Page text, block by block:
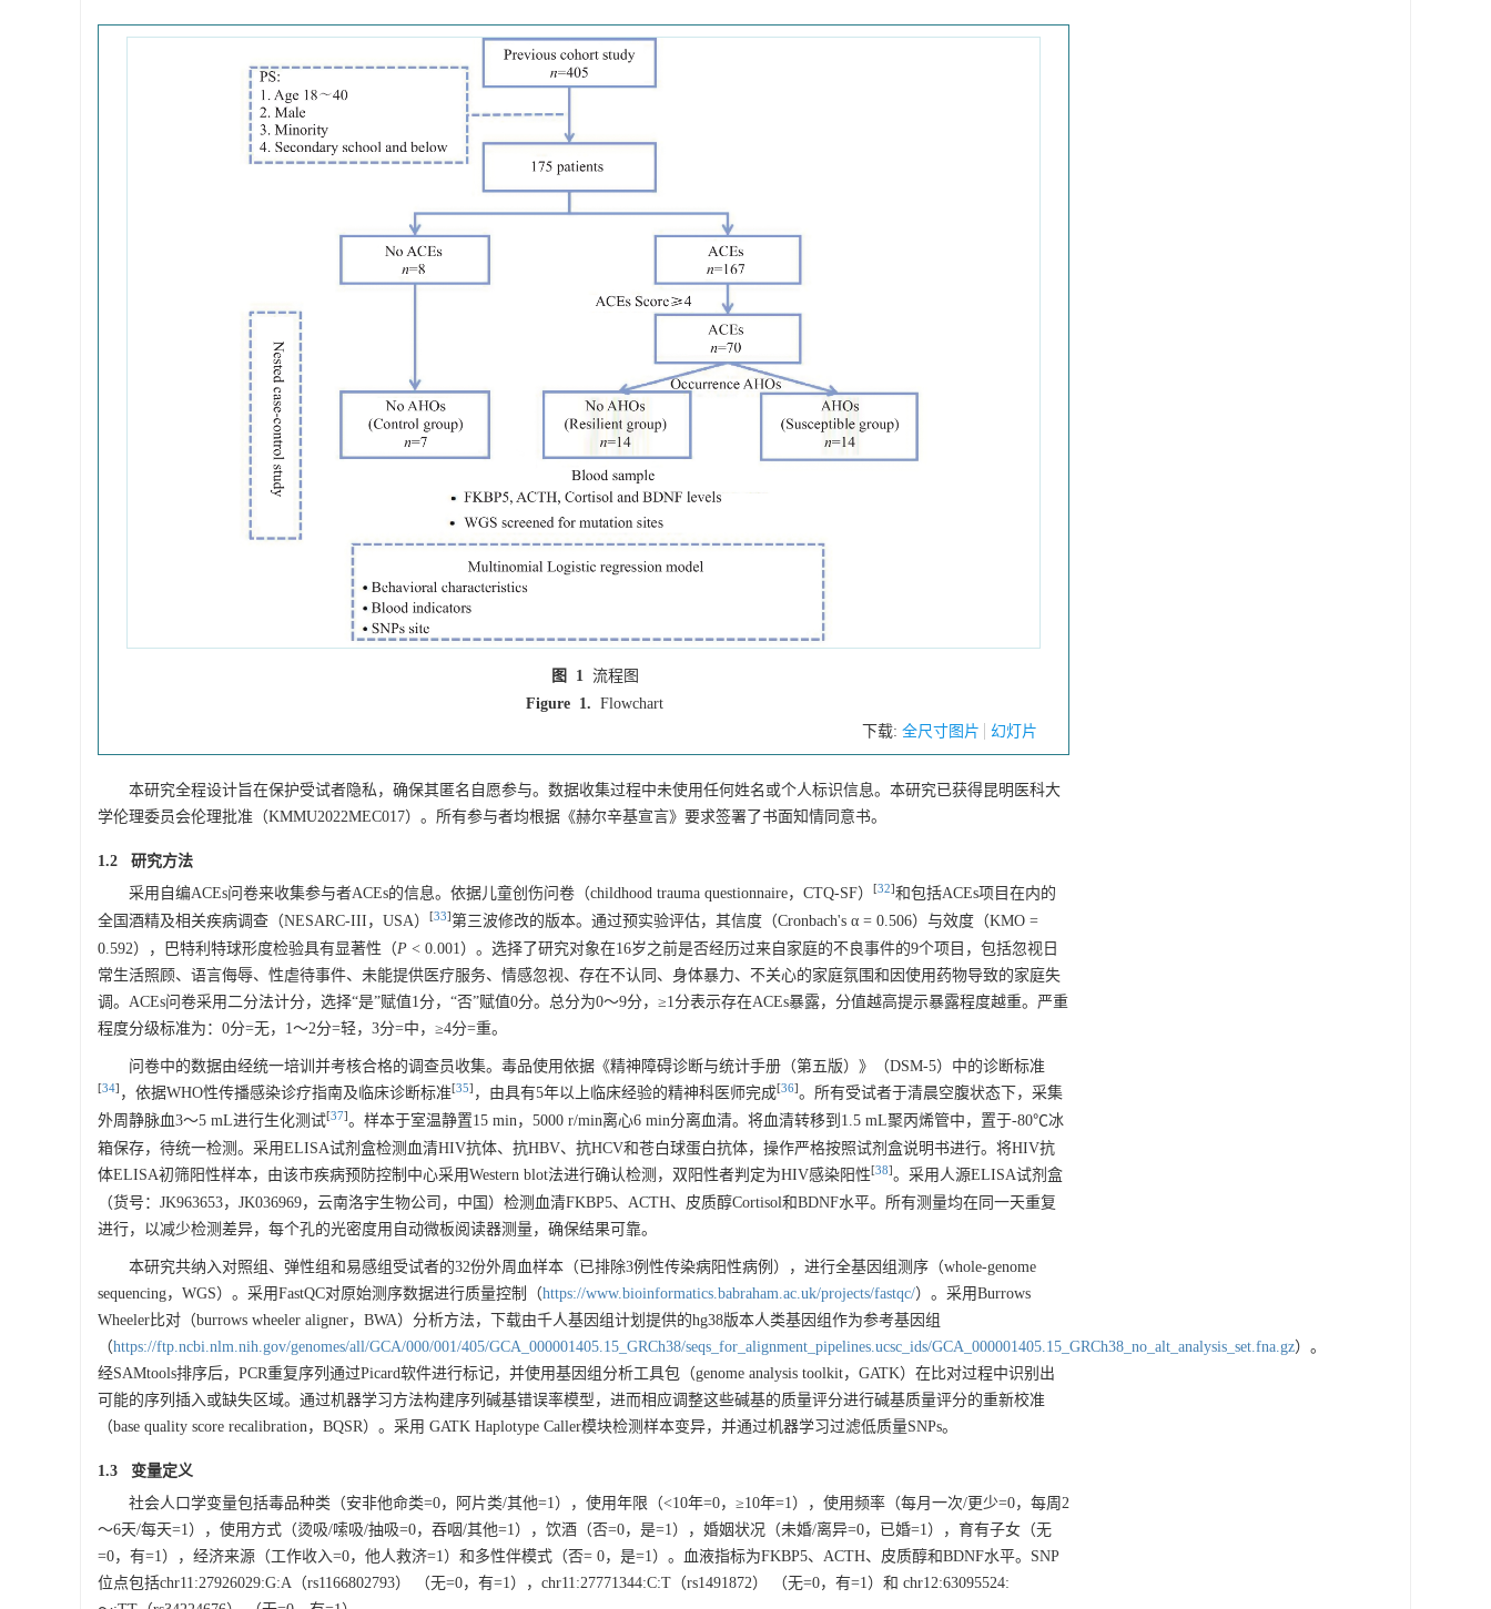
图 1 流程图
Figure 1. Flowchart
下载: 全尺寸图片 幻灯片
本研究全程设计旨在保护受试者隐私，确保其匿名自愿参与。数据收集过程中未使用任何姓名或个人标识信息。本研究已获得昆明医科大
学伦理委员会伦理批准（KMMU2022MEC017）。所有参与者均根据《赫尔辛基宣言》要求签署了书面知情同意书。
1.2 研究方法
采用自编ACEs问卷来收集参与者ACEs的信息。依据儿童创伤问卷（childhood trauma questionnaire，CTQ-SF）
[32]和包括ACEs项目在内的
全国酒精及相关疾病调查（NESARC-III，USA）
[33]第三波修改的版本。通过预实验评估，其信度（Cronbach's α = 0.506）与效度（KMO =
0.592），巴特利特球形度检验具有显著性（P < 0.001）。选择了研究对象在16岁之前是否经历过来自家庭的不良事件的9个项目，包括忽视日
常生活照顾、语言侮辱、性虐待事件、未能提供医疗服务、情感忽视、存在不认同、身体暴力、不关心的家庭氛围和因使用药物导致的家庭失
调。ACEs问卷采用二分法计分，选择“是”赋值1分，“否”赋值0分。总分为0～9分，≥1分表示存在ACEs暴露，分值越高提示暴露程度越重。严重
程度分级标准为：0分=无，1～2分=轻，3分=中，≥4分=重。
问卷中的数据由经统一培训并考核合格的调查员收集。毒品使用依据《精神障碍诊断与统计手册（第五版）》（DSM-5）中的诊断标准
[34] ，依据WHO性传播感染诊疗指南及临床诊断标准[35] ，由具有5年以上临床经验的精神科医师完成[36]。所有受试者于清晨空腹状态下，采集
外周静脉血3～5 mL进行生化测试[37]。样本于室温静置15 min， 5000 r/min离心6 min分离血清。将血清转移到1.5 mL聚丙烯管中，置于-80℃冰
箱保存，待统一检测。采用ELISA试剂盒检测血清HIV抗体、抗HBV、抗HCV和苍白球蛋白抗体，操作严格按照试剂盒说明书进行。将HIV抗
体ELISA初筛阳性样本，由该市疾病预防控制中心采用Western blot法进行确认检测，双阳性者判定为HIV感染阳性[38]。采用人源ELISA试剂盒
（货号：JK963653，JK036969，云南洛宇生物公司，中国）检测血清FKBP5、ACTH、皮质醇Cortisol和BDNF水平。所有测量均在同一天重复
进行，以减少检测差异，每个孔的光密度用自动微板阅读器测量，确保结果可靠。
本研究共纳入对照组、弹性组和易感组受试者的32份外周血样本（已排除3例性传染病阳性病例），进行全基因组测序（whole-genome
sequencing，WGS）。采用FastQC对原始测序数据进行质量控制（https://www.bioinformatics.babraham.ac.uk/projects/fastqc/）。采用Burrows
Wheeler比对（burrows wheeler aligner，BWA）分析方法，下载由千人基因组计划提供的hg38版本人类基因组作为参考基因组
（https://ftp.ncbi.nlm.nih.gov/genomes/all/GCA/000/001/405/GCA_000001405.15_GRCh38/seqs_for_alignment_pipelines.ucsc_ids/GCA_000001405.15_GRCh38_no_alt_analysis_set.fna.gz）。
经SAMtools排序后，PCR重复序列通过Picard软件进行标记，并使用基因组分析工具包（genome analysis toolkit，GATK）在比对过程中识别出
可能的序列插入或缺失区域。通过机器学习方法构建序列碱基错误率模型，进而相应调整这些碱基的质量评分进行碱基质量评分的重新校准
（base quality score recalibration，BQSR）。采用 GATK Haplotype Caller模块检测样本变异，并通过机器学习过滤低质量SNPs。
1.3 变量定义
社会人口学变量包括毒品种类（安非他命类=0，阿片类/其他=1），使用年限（<10年=0，≥10年=1），使用频率（每月一次/更少=0，每周2
～6天/每天=1），使用方式（烫吸/嗦吸/抽吸=0，吞咽/其他=1），饮酒（否=0，是=1），婚姻状况（未婚/离异=0，已婚=1），育有子女（无
=0，有=1），经济来源（工作收入=0，他人救济=1）和多性伴模式（否= 0，是=1）。血液指标为FKBP5、ACTH、皮质醇和BDNF水平。SNP
位点包括chr11:27926029:G:A（rs1166802793） （无=0，有=1），chr11:27771344:C:T（rs1491872） （无=0，有=1）和 chr12:63095524: